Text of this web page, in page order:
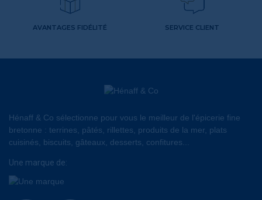
AVANTAGES FIDÉLITÉ SERVICE CLIENT
Hénaff & Co sélectionne pour vous le meilleur de l'épicerie fine
bretonne : terrines, pâtés, rillettes, produits de la mer, plats
cuisinés, biscuits, gâteaux, desserts, confitures...
Une marque de: